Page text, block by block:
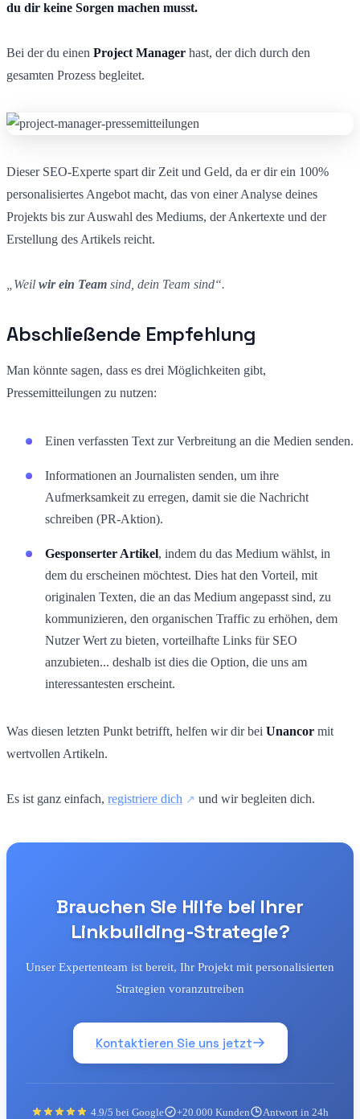
du dir keine Sorgen machen musst.
Bei der du einen Project Manager hast, der dich durch den
gesamten Prozess begleitet.
Dieser SEO-Experte spart dir Zeit und Geld, da er dir ein 100%
personalisiertes Angebot macht, das von einer Analyse deines
Projekts bis zur Auswahl des Mediums, der Ankertexte und der
Erstellung des Artikels reicht.
„Weil wir ein Team sind, dein Team sind“.
Abschließende Empfehlung
Man könnte sagen, dass es drei Möglichkeiten gibt,
Pressemitteilungen zu nutzen:
Einen verfassten Text zur Verbreitung an die Medien senden.
Informationen an Journalisten senden, um ihre
Aufmerksamkeit zu erregen, damit sie die Nachricht
schreiben (PR-Aktion).
Gesponserter Artikel, indem du das Medium wählst, in
dem du erscheinen möchtest. Dies hat den Vorteil, mit
originalen Texten, die an das Medium angepasst sind, zu
kommunizieren, den organischen Traffic zu erhöhen, dem
Nutzer Wert zu bieten, vorteilhafte Links für SEO
anzubieten... deshalb ist dies die Option, die uns am
interessantesten erscheint.
Was diesen letzten Punkt betrifft, helfen wir dir bei Unancor mit
wertvollen Artikeln.
Es ist ganz einfach, registriere dich und wir begleiten dich.
Brauchen Sie Hilfe bei Ihrer
Linkbuilding-Strategie?
Unser Expertenteam ist bereit, Ihr Projekt mit personalisierten
Strategien voranzutreiben
Kontaktieren Sie uns jetzt
4.9/5 bei Google +20.000 Kunden Antwort in 24h